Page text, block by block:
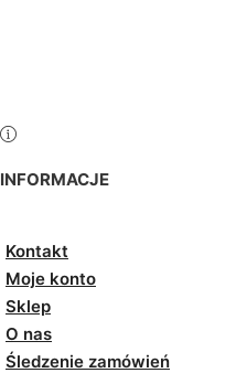
INFORMACJE
Kontakt
Moje konto
Sklep
O nas
Śledzenie zamówień